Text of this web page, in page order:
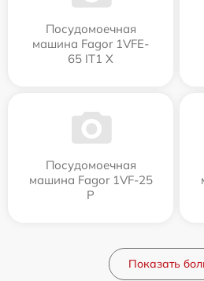
Посудомоечная
машина Fagor 1VFE-
65 IT1 X
Посудомоечная
машина Fagor 1VF-25
P
Показать